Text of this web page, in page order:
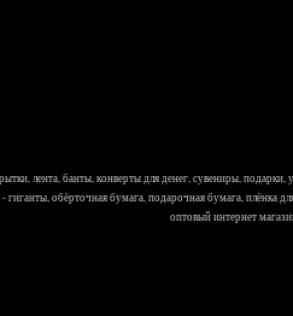
лента, банты, конверты для денег, сувениры,
обёрточная бумага, подарочная бумага, плёнка
оптовый интернет